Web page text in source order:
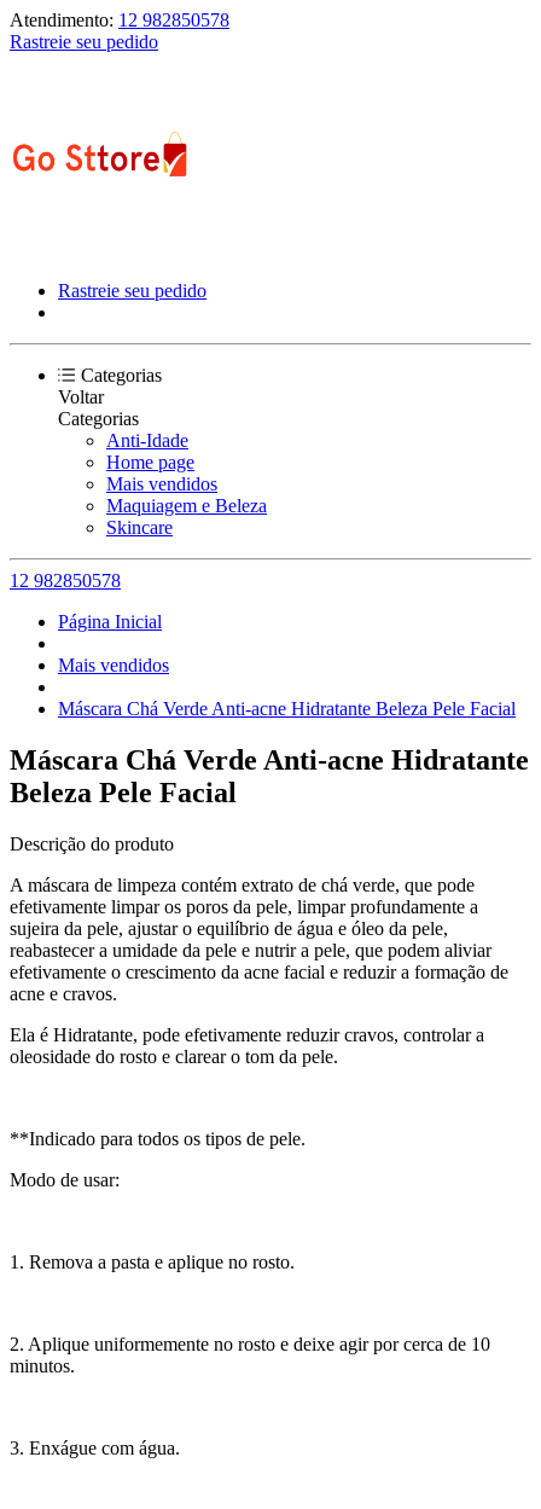
Atendimento: 12 982850578
Rastreie seu pedido
Rastreie seu pedido
Categorias
Voltar
Categorias
Anti-Idade
Home page
Mais vendidos
Maquiagem e Beleza
Skincare
12 982850578
Página Inicial
Mais vendidos
Máscara Chá Verde Anti-acne Hidratante Beleza Pele Facial
Máscara Chá Verde Anti-acne Hidratante
Beleza Pele Facial
Descrição do produto
A máscara de limpeza contém extrato de chá verde, que pode
efetivamente limpar os poros da pele, limpar profundamente a
sujeira da pele, ajustar o equilíbrio de água e óleo da pele,
reabastecer a umidade da pele e nutrir a pele, que podem aliviar
efetivamente o crescimento da acne facial e reduzir a formação de
acne e cravos.
Ela é Hidratante, pode efetivamente reduzir cravos, controlar a
oleosidade do rosto e clarear o tom da pele.
**Indicado para todos os tipos de pele.
Modo de usar:
1. Remova a pasta e aplique no rosto.
2. Aplique uniformemente no rosto e deixe agir por cerca de 10
minutos.
3. Enxágue com água.